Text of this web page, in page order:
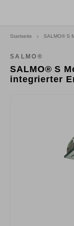
Startseite SALMO® S
SALMO®
SALMO® S
integrierter